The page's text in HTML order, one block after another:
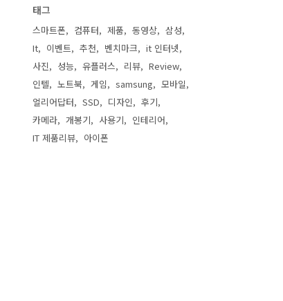
태그
스마트폰 컴퓨터 제품 동영상
삼성
It
이벤트 추천 벤치마크
it 인터넷
사진
성능 유플러스 리뷰
Review
인텔
노트북 게임 samsung
모바일
얼리어답터
SSD 디자인
후기
카메라
개봉기 사용기
인테리어
IT 제품리뷰
아이폰